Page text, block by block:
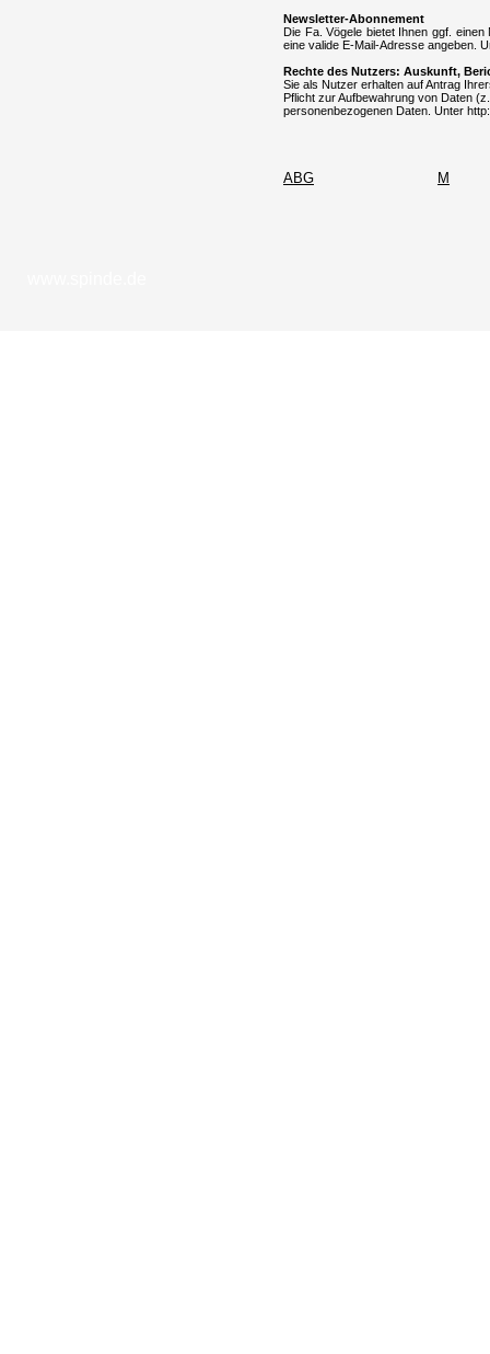
Newsletter-Abonnement
Die Fa. Vögele bietet Ihnen ggf.
eine valide E-Mail-Adresse angeben.
Rechte des Nutzers: Auskunft,
Sie als Nutzer erhalten auf Antrag
Pflicht zur Aufbewahrung von Daten
personenbezogenen Daten. Unter
ABG M